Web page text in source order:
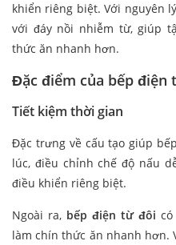
khiển riêng biệt. Với nguyên
với đáy nồi nhiễm từ, giúp
thức ăn nhanh hơn.
Đặc điểm của bếp điện
Tiết kiệm thời gian
Đặc trưng về cấu tạo giúp
lúc, điều chỉnh chế độ nấu
điều khiển riêng biệt.
Ngoài ra, bếp điện từ đôi
làm chín thức ăn nhanh hơn.